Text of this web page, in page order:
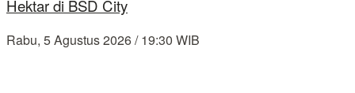
Hektar di BSD City
Rabu, 5 Agustus 2026 / 19:30 WIB